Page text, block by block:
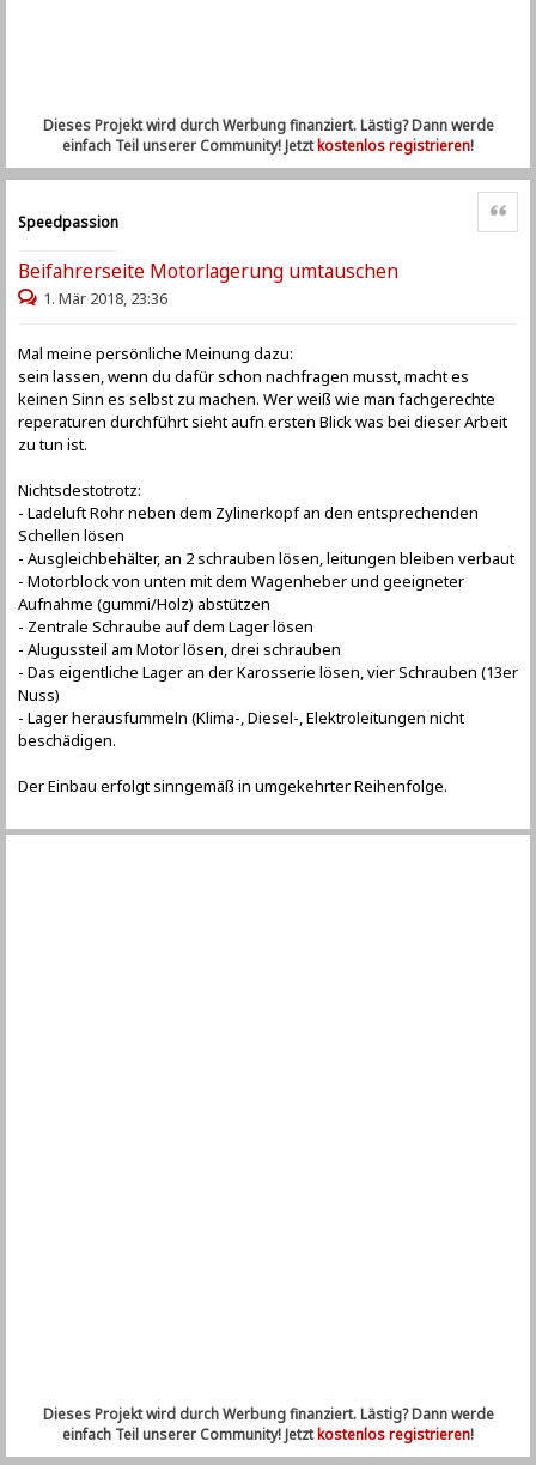
Dieses Projekt wird durch Werbung finanziert. Lästig? Dann werde
einfach Teil unserer Community! Jetztkostenlos registrieren!
Speedpassion
Beifahrerseite Motorlagerung umtauschen
Zitat
1. Mär 2018, 23:36
Mal meine persönliche Meinung dazu:
sein lassen, wenn du dafür schon nachfragen musst, macht es
keinen Sinn es selbst zu machen. Wer weiß wie man fachgerechte
reperaturen durchführt sieht aufn ersten Blick was bei dieser Arbeit
zu tun ist.
Nichtsdestotrotz:
- Ladeluft Rohr neben dem Zylinerkopf an den entsprechenden
Schellen lösen
- Ausgleichbehälter, an 2 schrauben lösen, leitungen bleiben verbaut
- Motorblock von unten mit dem Wagenheber und geeigneter
Aufnahme (gummi/Holz) abstützen
- Zentrale Schraube auf dem Lager lösen
- Alugussteil am Motor lösen, drei schrauben
- Das eigentliche Lager an der Karosserie lösen, vier Schrauben (13er
Nuss)
- Lager herausfummeln (Klima-, Diesel-, Elektroleitungen nicht
beschädigen.
Der Einbau erfolgt sinngemäß in umgekehrter Reihenfolge.
Dieses Projekt wird durch Werbung finanziert. Lästig? Dann werde
einfach Teil unserer Community! Jetztkostenlos registrieren!